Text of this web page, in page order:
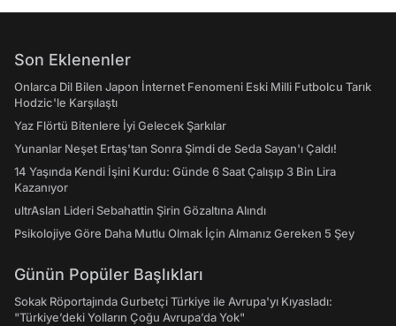
Son Eklenenler
Onlarca Dil Bilen Japon İnternet Fenomeni Eski Milli Futbolcu Tarık
Hodzic'le Karşılaştı
Yaz Flörtü Bitenlere İyi Gelecek Şarkılar
Yunanlar Neşet Ertaş'tan Sonra Şimdi de Seda Sayan'ı Çaldı!
14 Yaşında Kendi İşini Kurdu: Günde 6 Saat Çalışıp 3 Bin Lira
Kazanıyor
ultrAslan Lideri Sebahattin Şirin Gözaltına Alındı
Psikolojiye Göre Daha Mutlu Olmak İçin Almanız Gereken 5 Şey
Günün Popüler Başlıkları
Sokak Röportajında Gurbetçi Türkiye ile Avrupa'yı Kıyasladı:
"Türkiye’deki Yolların Çoğu Avrupa’da Yok"